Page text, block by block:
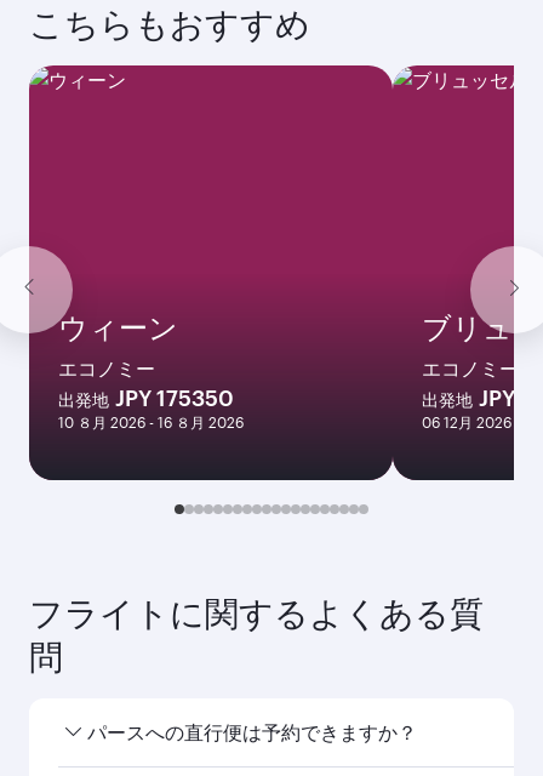
こちらもおすすめ
ウィーン
エコノミー
出発地 JPY 175350
10 ８月 2026 - 16 ８月 2026
ブリュ
エコノミー
出発地 JPY
06 12月 2026 -
フライトに関するよくある質
問
パースへの直行便は予約できますか？